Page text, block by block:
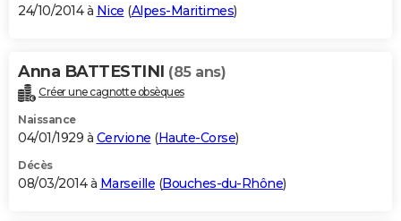
24/10/2014 à Nice (Alpes-Maritimes)
Anna BATTESTINI (85 ans)
Créer une cagnotte obsèques
Naissance
04/01/1929 à Cervione (Haute-Corse)
Décès
08/03/2014 à Marseille (Bouches-du-Rhône)